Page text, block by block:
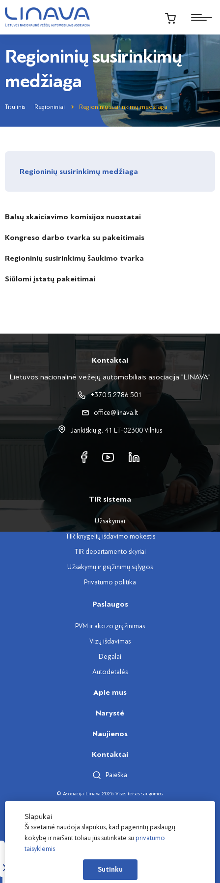
Regioninių susirinkimų
medžiaga
Titulinis Regioniniai Regioninių susirinkimų medžiaga
Regioninių susirinkimų medžiaga
Balsų skaiciavimo komisijos nuostatai
Kongreso darbo tvarka su pakeitimais
Regioninių susirinkimų šaukimo tvarka
Siūlomi įstatų pakeitimai
Kontaktai
Lietuvos nacionalinė vežėjų automobiliais asociacija "LINAVA"
+370 5 2786 501
office@linava.lt
Jankiškių g. 41 LT-02300 Vilnius
TIR sistema
Užsakymai
TIR knygelių išdavimo mokestis
TIR departamento skyriai
Užsakymų ir grąžinimų sąlygos
Privatumo politika
Paslaugos
PVM ir akcizo grąžinimas
Vizų išdavimas
Degalai
Autodetalės
Apie mus
Narystė
Naujienos
Kontaktai
Paieška
© Asociacija Linava 2026 Visos teisės saugomos.
Slapukai
Ši svetainė naudoja slapukus, kad pagerintų paslaugų
kokybę ir naršant toliau jūs sutinkate su privatumo
taisyklėmis
Sutinku